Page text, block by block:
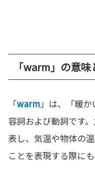
「warm」の意
「warm」は、「暖
容詞および動詞です
表し、気温や物体の
ことを表現する際にも